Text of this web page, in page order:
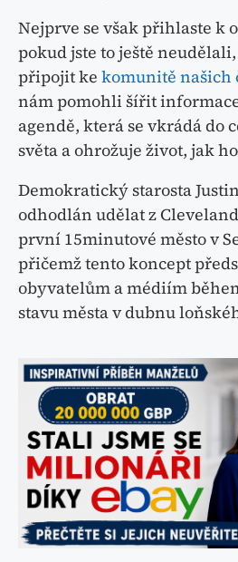
Nejprve se však přihlaste k
pokud jste to ještě
připojit ke komunitě našich
nám pomohli šířit
agendě, která se vkrádá do
světa a ohrožuje život, jak
Demokratický starosta
odhodlán udělat z
první 15minutové město v
přičemž tento koncept
obyvatelům a médiím
stavu města v dubnu